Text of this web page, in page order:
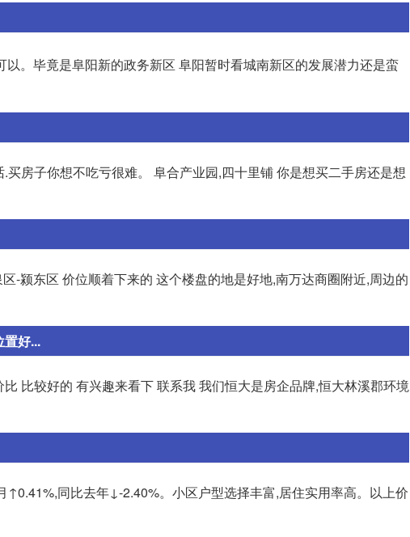
。毕竟是阜阳新的政务新区 阜阳暂时看城南新区的发展潜力还是蛮
房子你想不吃亏很难。 阜合产业园,四十里铺 你是想买二手房还是想
-颍东区 价位顺着下来的 这个楼盘的地是好地,南万达商圈附近,周边的
置好...
比较好的 有兴趣来看下 联系我 我们恒大是房企品牌,恒大林溪郡环境
同比去年↓-2.40%。小区户型选择丰富,居住实用率高。以上价